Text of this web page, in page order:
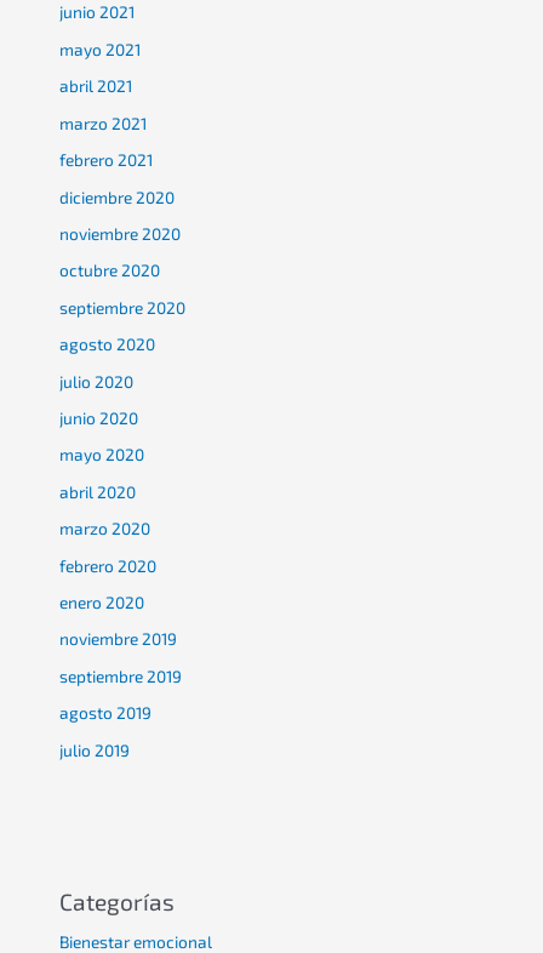
junio 2021
mayo 2021
abril 2021
marzo 2021
febrero 2021
diciembre 2020
noviembre 2020
octubre 2020
septiembre 2020
agosto 2020
julio 2020
junio 2020
mayo 2020
abril 2020
marzo 2020
febrero 2020
enero 2020
noviembre 2019
septiembre 2019
agosto 2019
julio 2019
Categorías
Bienestar emocional